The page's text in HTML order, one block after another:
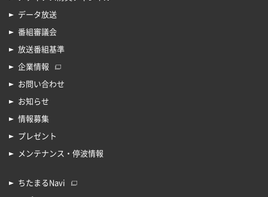
データ放送
番組審議会
放送番組基準
企業情報
お問い合わせ
お知らせ
情報募集
プレゼント
メンテナンス・停波情報
ちたまるNavi